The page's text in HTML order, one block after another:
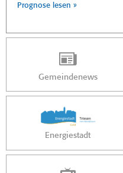
Prognose lesen »
Gemeindenews
Energiestadt